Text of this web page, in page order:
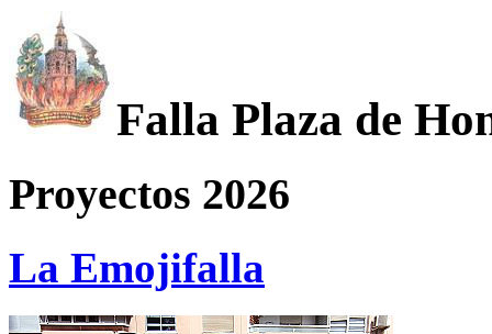
Falla Plaza de
Proyectos 2026
La Emojifalla